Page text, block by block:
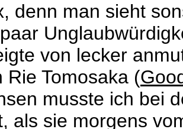
denn man sieht
von lecker
Rie Tomosaka (
musste ich bei
als sie morgens